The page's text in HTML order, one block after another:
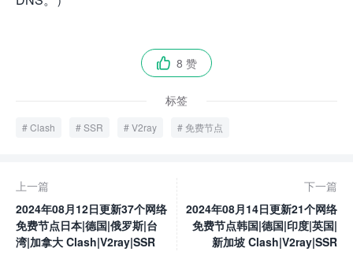
 8 赞
标签
Clash SSR V2ray 免费节点
上一篇
2024年08月12日更新37个网络
免费节点日本|德国|俄罗斯|台
湾|加拿大 Clash|V2ray|SSR
下一篇
2024年08月14日更新21个网络
免费节点韩国|德国|印度|英国|
新加坡 Clash|V2ray|SSR